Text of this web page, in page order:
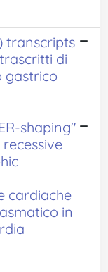
transcripts
di
gastrico
shaping"
cardiache
in